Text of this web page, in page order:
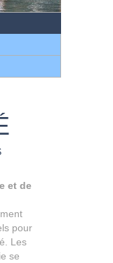
et de
pour
Les
se